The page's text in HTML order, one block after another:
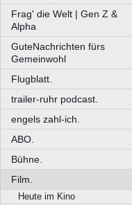
Frag' die Welt | Gen Z &
Alpha
GuteNachrichten fürs
Gemeinwohl
Flugblatt.
trailer-ruhr podcast.
engels zahl-ich.
ABO.
Bühne.
Film.
Heute im Kino